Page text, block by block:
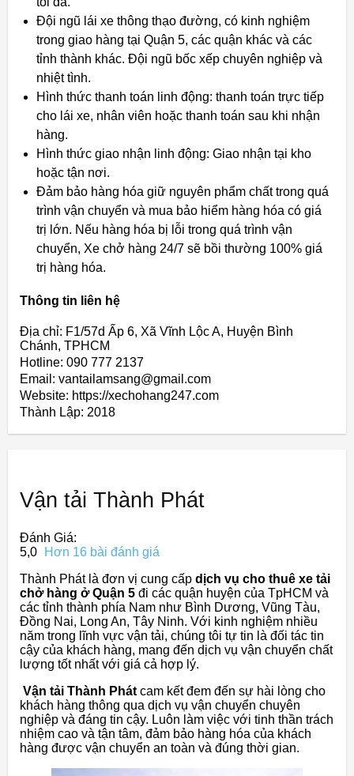
Đội ngũ lái xe thông thạo đường, có kinh nghiệm
trong giao hàng tại Quận 5, các quận khác và các
tỉnh thành khác. Đội ngũ bốc xếp chuyên nghiệp và
nhiệt tình.
Hình thức thanh toán linh động: thanh toán trực tiếp
cho lái xe, nhân viên hoặc thanh toán sau khi nhận
hàng.
Hình thức giao nhận linh động: Giao nhận tại kho
hoặc tận nơi.
Đảm bảo hàng hóa giữ nguyên phẩm chất trong quá
trình vận chuyển và mua bảo hiểm hàng hóa có giá
trị lớn. Nếu hàng hóa bị lỗi trong quá trình vận
chuyển, Xe chở hàng 24/7 sẽ bồi thường 100% giá
trị hàng hóa.
Thông tin liên hệ
Địa chỉ: F1/57d Ấp 6, Xã Vĩnh Lộc A, Huyện Bình
Chánh, TPHCM
Hotline: 090 777 2137
Email: vantailamsang@gmail.com
Website: https://xechohang247.com
Thành Lập: 2018
Vận tải Thành Phát
Đánh Giá:
5,0
Hơn 16 bài đánh giá
Thành Phát là đơn vị cung cấp dịch vụ cho thuê xe tải
chở hàng ở Quận 5 đi các quận huyện của TpHCM và
các tỉnh thành phía Nam như Bình Dương, Vũng Tàu,
Đồng Nai, Long An, Tây Ninh. Với kinh nghiệm nhiều
năm trong lĩnh vực vận tải, chúng tôi tự tin là đối tác tin
cậy của khách hàng, mang đến dịch vụ vận chuyển chất
lượng tốt nhất với giá cả hợp lý.
Vận tải Thành Phát cam kết đem đến sự hài lòng cho
khách hàng thông qua dịch vụ vận chuyển chuyên
nghiệp và đáng tin cậy. Luôn làm việc với tinh thần trách
nhiệm cao và tận tâm, đảm bảo hàng hóa của khách
hàng được vận chuyển an toàn và đúng thời gian.